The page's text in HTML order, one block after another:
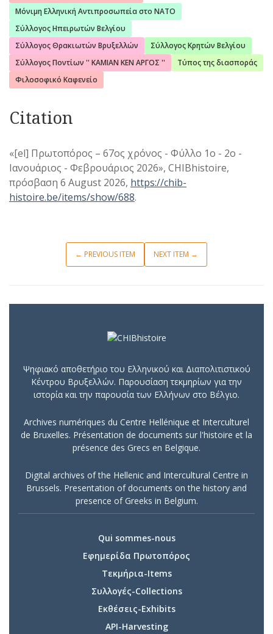
Μόνιμη Ελληνική Αντιπροσωπεία στο ΝΑΤΟ
Σύλλογος Ηπειρωτών Βελγίου
Σύλλογος Θρακιωτών Βρυξελλών
Σύλλογος Κρητών Βελγίου
Σύλλογος Ποντίων '' ΚΑΜΙΑΝ ΚΕΝ ΑΡΓΟΣ ''
Τύπος της διασποράς
Φιλοσοφικό Καφενείο
Citation
«[el] Πρωτοπόρος – 67ος χρόνος - Φύλλο 1o - 2ο -
Ιανουάριος - Φεβρουάριος 2026», CHIBhistoire,
πρόσβαση 6 August 2026, https://chib-
histoire.be/items/show/688.
← PREVIOUS ITEM NEXT ITEM →
Ψηφιακό αποθετήριο του Ελληνικού και Διαπολιτιστικού
Κέντρου Βρυξελλών. Παρουσίαση τεκμηρίων για την
ιστορία και την παρουσία των Ελλήνων στο Βέλγιο.
Archives numériques du Centre Hellénique et Interculturel
de Bruxelles. Présentation de documents sur l'histoire et la
présence des Grecs en Belgique.
Digital archives of the Hellenic and Intercultural Centre in
Brussels. Presentation of documents on the history and
presence of Greeks in Belgium.
Qui sommes-nous
Εφημερίδα Πρωτοπόρος
Τεκμήρια-Items
Συλλογές-Collections
Εκθέσεις-Exhibits
API-Harvesting